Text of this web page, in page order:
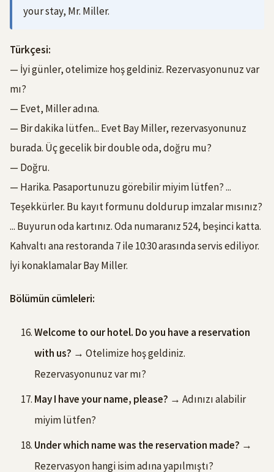
your stay, Mr. Miller.
Türkçesi:
— İyi günler, otelimize hoş geldiniz. Rezervasyonunuz var
mı?
— Evet, Miller adına.
— Bir dakika lütfen... Evet Bay Miller, rezervasyonunuz
burada. Üç gecelik bir double oda, doğru mu?
— Doğru.
— Harika. Pasaportunuzu görebilir miyim lütfen? ...
Teşekkürler. Bu kayıt formunu doldurup imzalar mısınız?
... Buyurun oda kartınız. Oda numaranız 524, beşinci katta.
Kahvaltı ana restoranda 7 ile 10:30 arasında servis ediliyor.
İyi konaklamalar Bay Miller.
Bölümün cümleleri:
Welcome to our hotel. Do you have a reservation
with us? → Otelimize hoş geldiniz.
Rezervasyonunuz var mı?
May I have your name, please? → Adınızı alabilir
miyim lütfen?
Under which name was the reservation made? →
Rezervasyon hangi isim adına yapılmıştı?